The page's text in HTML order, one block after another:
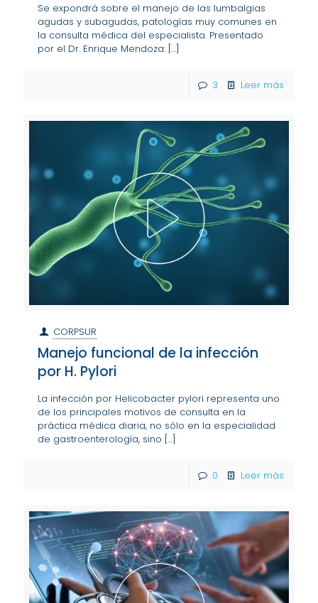
Se expondrá sobre el manejo de las lumbalgias
agudas y subagudas, patologías muy comunes en
la consulta médica del especialista. Presentado
por el Dr. Enrique Mendoza: […]
3 Leer más
CORPSUR
Manejo funcional de la infección
por H. Pylori
La infección por Helicobacter pylori representa uno
de los principales motivos de consulta en la
práctica médica diaria, no sólo en la especialidad
de gastroenterología, sino […]
0 Leer más